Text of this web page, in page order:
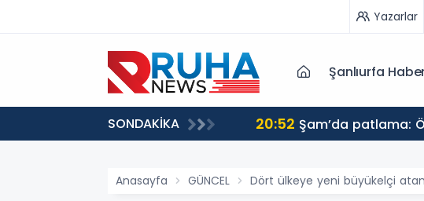
Yazarlar
Şanlıurfa
SONDAKİKA
geçmeye davet ediyoruz 20:52 Şam’da patlama:
Anasayfa GÜNCEL Dört ülkeye yeni büyükelçi